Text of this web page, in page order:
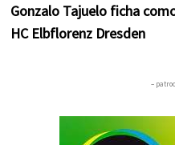
Gonzalo Tajuelo ficha
HC Elbflorenz Dresden
–